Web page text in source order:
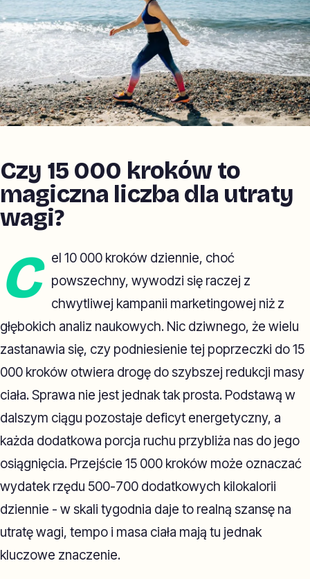
Czy 15 000 kroków to
magiczna liczba dla utraty
wagi?
C
el 10 000 kroków dziennie, choć
powszechny, wywodzi się raczej z
chwytliwej kampanii marketingowej niż z
głębokich analiz naukowych. Nic dziwnego, że wielu
zastanawia się, czy podniesienie tej poprzeczki do 15
000 kroków otwiera drogę do szybszej redukcji masy
ciała. Sprawa nie jest jednak tak prosta. Podstawą w
dalszym ciągu pozostaje deficyt energetyczny, a
każda dodatkowa porcja ruchu przybliża nas do jego
osiągnięcia. Przejście 15 000 kroków może oznaczać
wydatek rzędu 500-700 dodatkowych kilokalorii
dziennie - w skali tygodnia daje to realną szansę na
utratę wagi, tempo i masa ciała mają tu jednak
kluczowe znaczenie.